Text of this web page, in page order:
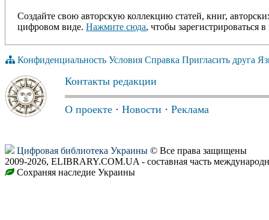
Создайте свою авторскую коллекцию статей, книг,
цифровом виде. Нажмите сюда, чтобы зарегистрироваться в
Конфиденциальность Условия Справка Пригласить друга
Контакты редакции
О проекте · Новости · Реклама
Цифровая библиотека Украины © Все права защищены
2009-2026, ELIBRARY.COM.UA - составная часть
Сохраняя наследие Украины